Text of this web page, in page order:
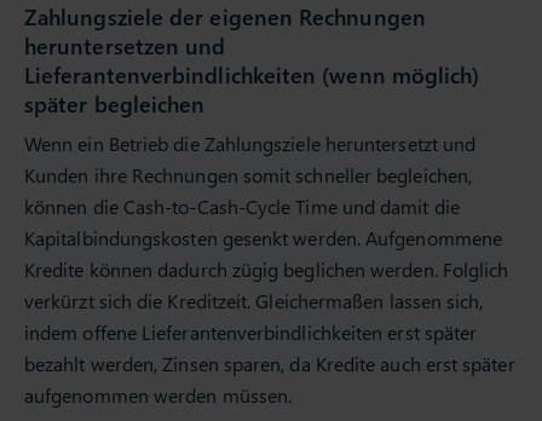
Zahlungsziele der eigenen Rechnungen
heruntersetzen und
Lieferantenverbindlichkeiten (wenn möglich)
später begleichen
Wenn ein Betrieb die Zahlungsziele heruntersetzt und
Kunden ihre Rechnungen somit schneller begleichen,
können die Cash-to-Cash-Cycle Time und damit die
Kapitalbindungskosten gesenkt werden. Aufgenommene
Kredite können dadurch zügig beglichen werden. Folglich
verkürzt sich die Kreditzeit. Gleichermaßen lassen sich,
indem offene Lieferantenverbindlichkeiten erst später
bezahlt werden, Zinsen sparen, da Kredite auch erst später
aufgenommen werden müssen.